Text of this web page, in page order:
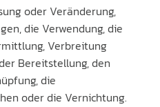
oder Veränderung,
die Verwendung, die
Verbreitung
Bereitstellung, den
die
oder die Vernichtung.